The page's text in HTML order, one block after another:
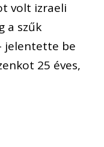
volt izraeli
a szűk
jelentette be
25 éves,